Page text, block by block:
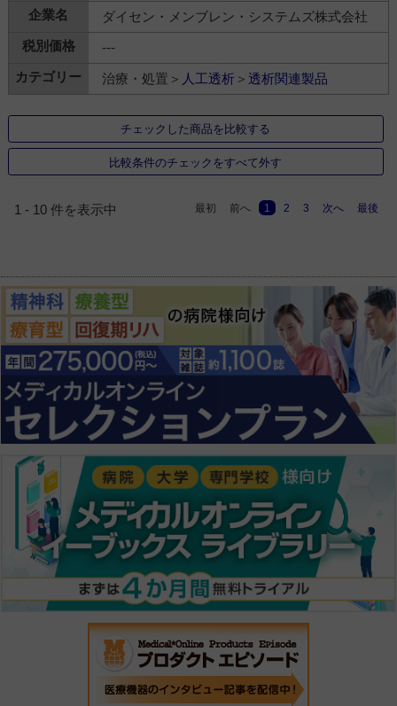
ダイセン・メンブレン・システムズ株式会社
---
治療・処置＞ 人工透析＞ 透析関連製品
チェックした商品を比較する
比較条件のチェックをすべて外す
1 - 10 件を表示中 最初 前へ 1 2 3 次へ 最後